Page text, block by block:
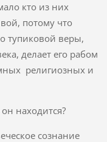
кто из них
потому что
тупиковой веры,
делает его рабом
религиозных и
находится?
сознание